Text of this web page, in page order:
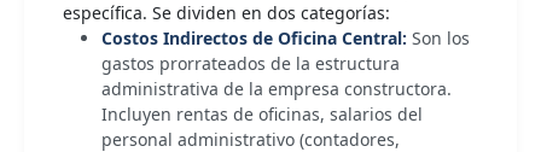
específica. Se dividen en dos categorías:
Costos Indirectos de Oficina Central: Son los
gastos prorrateados de la estructura
administrativa de la empresa constructora.
Incluyen rentas de oficinas, salarios del
personal administrativo (contadores,